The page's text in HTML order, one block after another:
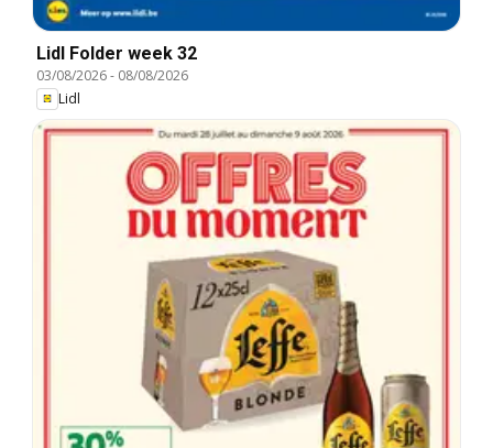
Lidl Folder week 32
03/08/2026- 08/08/2026
Lidl